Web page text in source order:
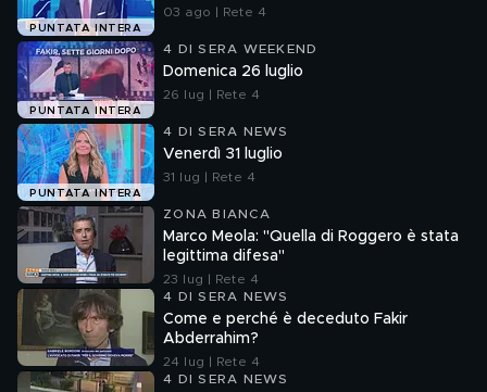
PUNTATA INTERA
03 ago | Rete 4
PUNTATA INTERA
4 DI SERA WEEKEND
Domenica 26 luglio
26 lug | Rete 4
PUNTATA INTERA
4 DI SERA NEWS
Venerdì 31 luglio
31 lug | Rete 4
ZONA BIANCA
Marco Meola: "Quella di Roggero è stata
legittima difesa"
23 lug | Rete 4
4 DI SERA NEWS
Come e perché è deceduto Fakir
Abderrahim?
24 lug | Rete 4
4 DI SERA NEWS